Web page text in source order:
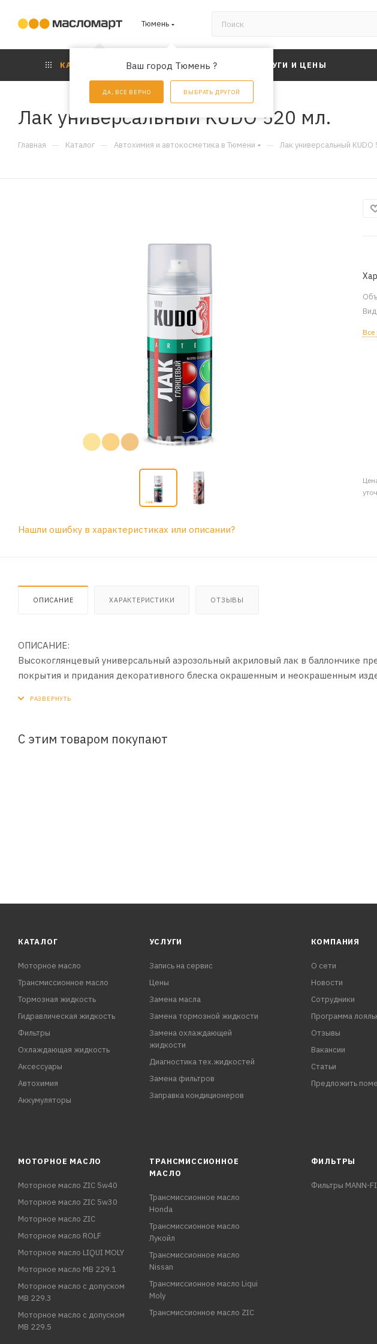
Тюмень
Ваш город Тюмень ?
ДА, ВСЕ ВЕРНО ВЫБРАТЬ ДРУГОЙ
КАТАЛОГ АКЦИИ УСЛУГИ И ЦЕНЫ
Лак универсальный KUDO 520 мл.
Главная — Каталог — Автохимия и автокосметика в Тюмени — Лак универсальный KUDO
Все
Нашли ошибку в характеристиках или описании?
ОПИСАНИЕ ХАРАКТЕРИСТИКИ ОТЗЫВЫ
ОПИСАНИЕ:
Высокоглянцевый универсальный аэрозольный акриловый лак в баллончике
покрытия и придания декоративного блеска окрашенным и неокрашенным
С этим товаром покупают
КАТАЛОГ
Моторное масло
Трансмиссионное масло
Тормозная жидкость
Гидравлическая жидкость
Фильтры
Охлаждающая жидкость
Аксессуары
Автохимия
Аккумуляторы
УСЛУГИ
Запись на сервис
Цены
Замена масла
Замена тормозной жидкости
Замена охлаждающей
жидкости
Диагностика тех.жидкостей
Замена фильтров
Заправка кондиционеров
КОМПАНИЯ
О сети
Новости
Сотрудники
Программа
Отзывы
Вакансии
Статьи
Предложить
МОТОРНОЕ МАСЛО
Моторное масло ZIC 5w40
Моторное масло ZIC 5w30
Моторное масло ZIC
Моторное масло ROLF
Моторное масло LIQUI MOLY
Моторное масло MB 229.1
Моторное масло с допуском
MB 229.3
Моторное масло с допуском
MB 229.5
ТРАНСМИССИОННОЕ
МАСЛО
Трансмиссионное масло
Honda
Трансмиссионное масло
Лукойл
Трансмиссионное масло
Nissan
Трансмиссионное масло Liqui
Moly
Трансмиссионное масло ZIC
ФИЛЬТРЫ
Фильтры MANN-